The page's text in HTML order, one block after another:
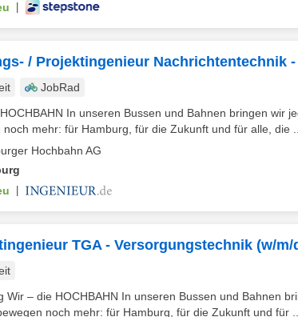
/ Projektingenieur Nachrichtentechnik
JobRad
In unseren Bussen und Bahnen bringen wir
noch mehr: für Hamburg, für die Zukunft und für alle, die ...
Hochbahn AG
TGA - Versorgungstechnik (w/m/
Wir – die HOCHBAHN In unseren Bussen und Bahnen
noch mehr: für Hamburg, für die Zukunft und für ...